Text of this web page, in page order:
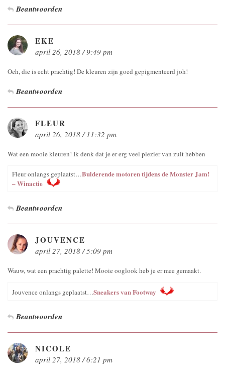
Beantwoorden
EKE
april 26, 2018 / 9:49 pm
Oeh, die is echt prachtig! De kleuren zijn goed gepigmenteerd joh!
Beantwoorden
FLEUR
april 26, 2018 / 11:32 pm
Wat een mooie kleuren! Ik denk dat je er erg veel plezier van zult hebben
Fleur onlangs geplaatst…Bulderende motoren tijdens de Monster Jam!
– Winactie
Beantwoorden
JOUVENCE
april 27, 2018 / 5:09 pm
Wauw, wat een prachtig palette! Mooie ooglook heb je er mee gemaakt.
Jouvence onlangs geplaatst…Sneakers van Footway
Beantwoorden
NICOLE
april 27, 2018 / 6:21 pm